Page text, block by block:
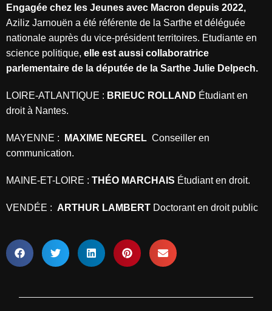
Engagée chez les Jeunes avec Macron depuis 2022,
Aziliz Jarnouën a été référente de la Sarthe et déléguée
nationale auprès du vice-président territoires. Etudiante en
science politique, elle est aussi collaboratrice
parlementaire de la députée de la Sarthe Julie Delpech.
LOIRE-ATLANTIQUE : BRIEUC ROLLAND Étudiant en
droit à Nantes.
MAYENNE : MAXIME NEGREL Conseiller en
communication.
MAINE-ET-LOIRE : THÉO MARCHAIS Étudiant en droit.
VENDÉE : ARTHUR LAMBERT Doctorant en droit public